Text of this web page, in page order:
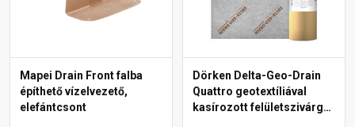
Mapei Drain Front falba
építhető vízelvezető,
elefántcsont
Dörken Delta-Geo-Drain
Quattro geotextíliával
kasírozott felületszivárgó